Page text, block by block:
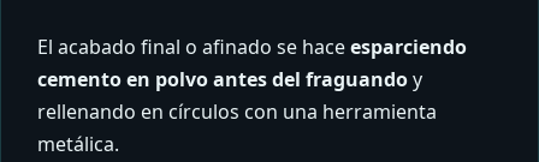
El acabado final o afinado se haceesparciendo
cemento en polvo antes del fraguandoy
rellenando en círculos con una herramienta
metálica.